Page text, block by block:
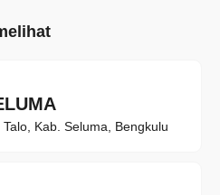
Kab. Seluma, Bengkulu